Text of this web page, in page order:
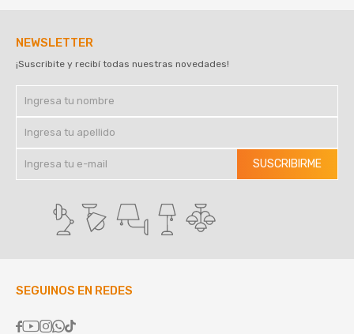
NEWSLETTER
¡Suscribite y recibí todas nuestras novedades!
SUSCRIBIRME
SEGUINOS EN REDES
